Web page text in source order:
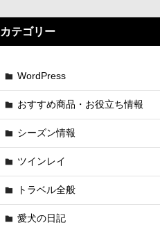
カテゴリー
WordPress
おすすめ商品・お役立ち情報
シーズン情報
ツインレイ
トラベル全般
愛犬の日記